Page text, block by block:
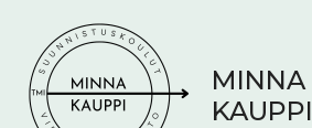
sisältöön
MINNA
KAUPPI
navigation